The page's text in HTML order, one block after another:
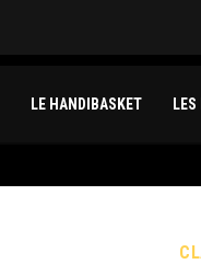
LE HANDIBASKET